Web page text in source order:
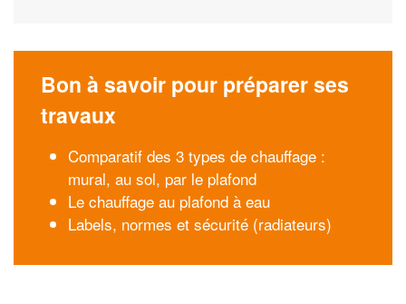
Bon à savoir pour préparer ses
travaux
Comparatif des 3 types de chauffage :
mural, au sol, par le plafond
Le chauffage au plafond à eau
Labels, normes et sécurité (radiateurs)